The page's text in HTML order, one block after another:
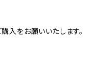
入をお願いいたします。